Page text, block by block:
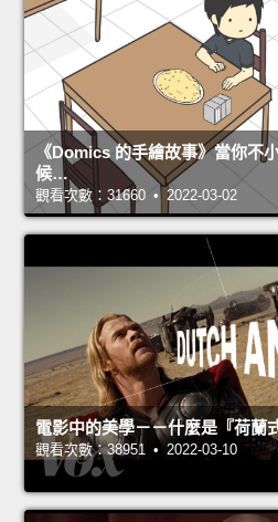
《Domics 的手繪故事》當你不
候…
觀看次數：31660 • 2022-03-02
電影中的美學－－什麼是『荷蘭
觀看次數：38951 • 2022-03-10